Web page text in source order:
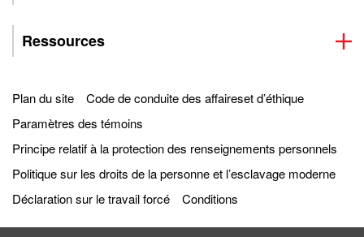
Ressources
Plan du site
Code de conduite des affaireset d’éthique
Paramètres des témoins
Principe relatif à la protection des renseignements personnels
Politique sur les droits de la personne et l’esclavage moderne
Déclaration sur le travail forcé
Conditions